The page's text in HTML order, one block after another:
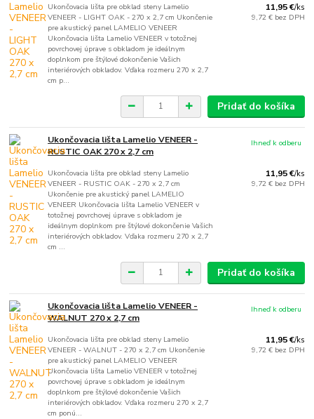
Ukončovacia lišta pre obklad steny Lamelio
VENEER - LIGHT OAK - 270 x 2,7 cm Ukončenie
pre akustický panel LAMELIO VENEER
Ukončovacia lišta Lamelio VENEER v totožnej
povrchovej úprave s obkladom je ideálnym
doplnkom pre štýlové dokončenie Vašich
interiérových obkladov. Vďaka rozmeru 270 x 2,7
cm p...
11,95 €/ks
9,72 € bez DPH
Pridať do košíka
Ukončovacia lišta Lamelio VENEER -
RUSTIC OAK 270 x 2,7 cm
Ukončovacia lišta pre obklad steny Lamelio
VENEER - RUSTIC OAK - 270 x 2,7 cm
Ukončenie pre akustický panel LAMELIO
VENEER Ukončovacia lišta Lamelio VENEER v
totožnej povrchovej úprave s obkladom je
ideálnym doplnkom pre štýlové dokončenie Vašich
interiérových obkladov. Vďaka rozmeru 270 x 2,7
cm ...
11,95 €/ks
9,72 € bez DPH
Ihneď k odberu
Pridať do košíka
Ukončovacia lišta Lamelio VENEER -
WALNUT 270 x 2,7 cm
Ukončovacia lišta pre obklad steny Lamelio
VENEER - WALNUT - 270 x 2,7 cm Ukončenie
pre akustický panel LAMELIO VENEER
Ukončovacia lišta Lamelio VENEER v totožnej
povrchovej úprave s obkladom je ideálnym
doplnkom pre štýlové dokončenie Vašich
interiérových obkladov. Vďaka rozmeru 270 x 2,7
cm ponú...
11,95 €/ks
9,72 € bez DPH
Ihneď k odberu